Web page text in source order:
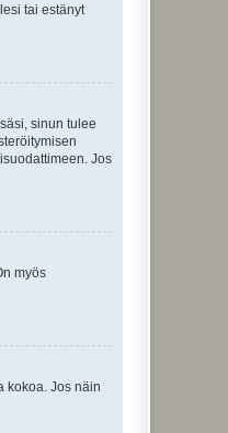
tai estänyt
sinun tulee
Jos
myös
kokoa. Jos näin